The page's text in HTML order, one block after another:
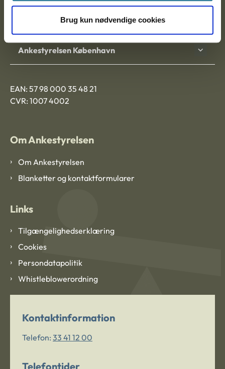
Brug kun nødvendige cookies
Ankestyrelsen Aalborg
Ankestyrelsen København
EAN: 57 98 000 35 48 21
CVR: 1007 4002
Om Ankestyrelsen
Om Ankestyrelsen
Blanketter og kontaktformularer
Links
Tilgængelighedserklæring
Cookies
Persondatapolitik
Whistleblowerordning
Kontaktinformation
Telefon: 33 41 12 00
Telefontider